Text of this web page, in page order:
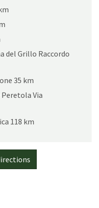
del Grillo Raccordo
35 km
Via
118 km